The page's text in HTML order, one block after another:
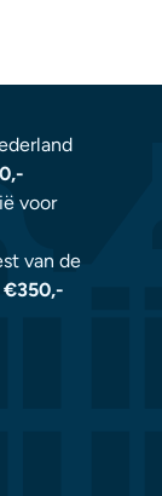
voor
van de
€350,-